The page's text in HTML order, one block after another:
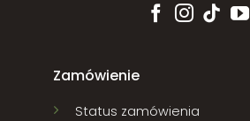
Zamówienie
Status zamówienia